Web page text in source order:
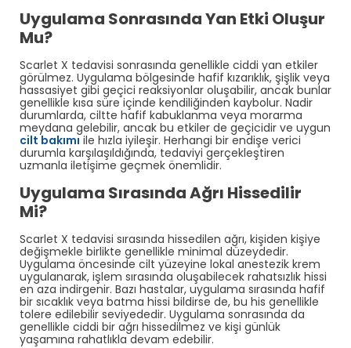
Uygulama Sonrasında Yan Etki Oluşur
Mu?
Scarlet X tedavisi sonrasında genellikle ciddi yan etkiler
görülmez. Uygulama bölgesinde hafif kızarıklık, şişlik veya
hassasiyet gibi geçici reaksiyonlar oluşabilir, ancak bunlar
genellikle kısa süre içinde kendiliğinden kaybolur. Nadir
durumlarda, ciltte hafif kabuklanma veya morarma
meydana gelebilir, ancak bu etkiler de geçicidir ve uygun
cilt bakımıile hızla iyileşir. Herhangi bir endişe verici
durumla karşılaşıldığında, tedaviyi gerçekleştiren
uzmanla iletişime geçmek önemlidir. ​
Uygulama Sırasında Ağrı Hissedilir
Mi?
Scarlet X tedavisi sırasında hissedilen ağrı, kişiden kişiye
değişmekle birlikte genellikle minimal düzeydedir.
Uygulama öncesinde cilt yüzeyine lokal anestezik krem
uygulanarak, işlem sırasında oluşabilecek rahatsızlık hissi
en aza indirgenir. Bazı hastalar, uygulama sırasında hafif
bir sıcaklık veya batma hissi bildirse de, bu his genellikle
tolere edilebilir seviyededir. Uygulama sonrasında da
genellikle ciddi bir ağrı hissedilmez ve kişi günlük
yaşamına rahatlıkla devam edebilir. ​